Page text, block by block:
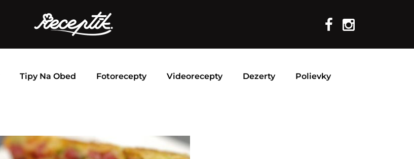
Tipy Na Obed Fotorecepty Videorecepty Dezerty Polievky